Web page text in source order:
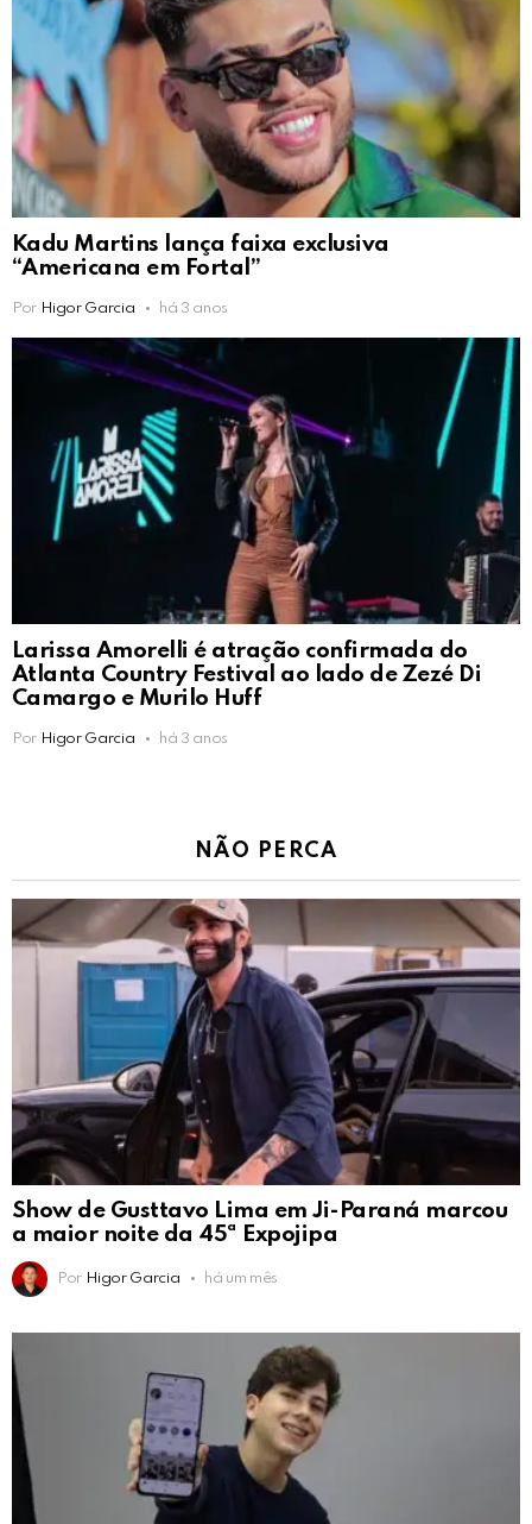
Kadu Martins lança faixa exclusiva
“Americana em Fortal”
Por Higor Garcia há 3 anos
Larissa Amorelli é atração confirmada do
Atlanta Country Festival ao lado de Zezé Di
Camargo e Murilo Huff
Por Higor Garcia há 3 anos
NÃO PERCA
Show de Gusttavo Lima em Ji-Paraná marcou
a maior noite da 45ª Expojipa
Por Higor Garcia há um mês